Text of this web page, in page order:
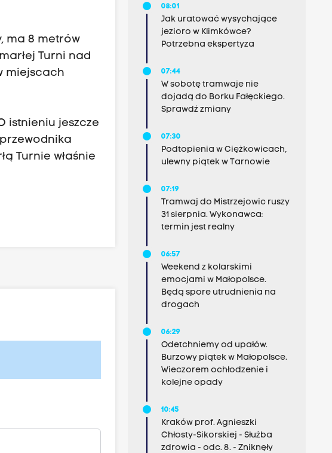
ma 8 metrów
Turni nad
miejscach
istnieniu jeszcze
Turnie właśnie
08:01
Jak uratować wysychające
jezioro w Klimkówce?
Potrzebna ekspertyza
07:44
W sobotę tramwaje nie
dojadą do Borku Fałęckiego.
Sprawdź zmiany
07:30
Podtopienia w Ciężkowicach,
ulewny piątek w Tarnowie
07:19
Tramwaj do Mistrzejowic ruszy
31 sierpnia. Wykonawca:
termin jest realny
06:57
Weekend z kolarskimi
emocjami w Małopolsce.
Będą spore utrudnienia na
drogach
06:29
Odetchniemy od upałów.
Burzowy piątek w Małopolsce.
Wieczorem ochłodzenie i
kolejne opady
10:45
Kraków prof. Agnieszki
Chłosty-Sikorskiej - Służba
zdrowia - odc. 8. - Zniknęły